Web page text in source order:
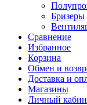
Бризеры
Сравнение
Избранное
Корзина
Обмен и
Доставка и
Магазины
Личный